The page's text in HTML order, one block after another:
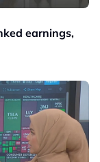
earnings,